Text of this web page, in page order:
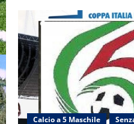
Calcio a 5 Maschile